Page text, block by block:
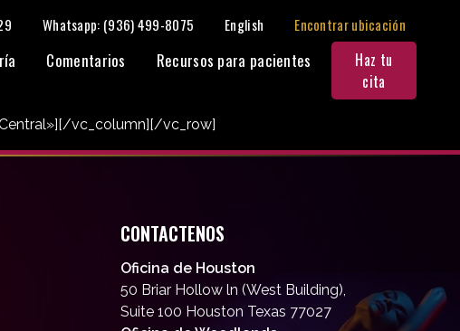
Whatsapp: (936) 499-8075 English Encontrar ubicación
Comentarios Recursos para pacientes
Haz tu
cita
vc_column][/vc_row]
CONTACTENOS
Oficina de Houston
50 Briar Hollow ln (West Building),
Suite 100 Houston Texas 77027